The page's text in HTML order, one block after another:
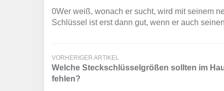
0Wer weiß, wonach er sucht, wird mit seinem
Schlüssel ist erst dann gut, wenn er auch
VORHERIGER ARTIKEL
Welche Steckschlüsselgrößen sollten im
fehlen?